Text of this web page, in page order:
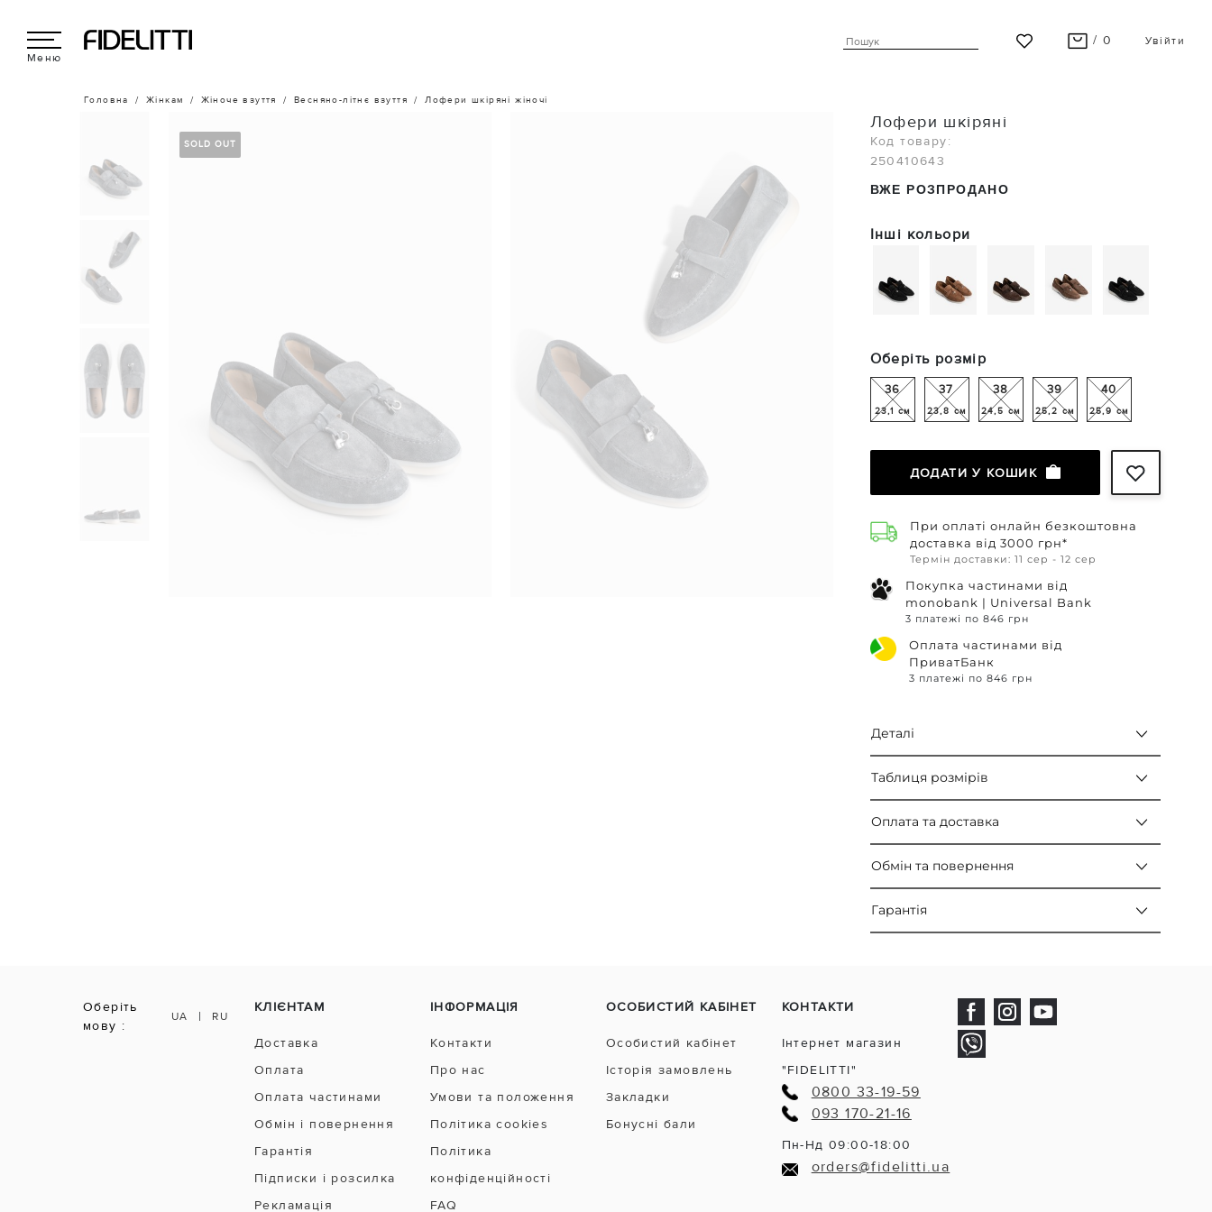
Меню
/ 0
Останні модні новинки чекають на Вас!
Увійти
Головна Жінкам Жіноче взуття Весняно-літнє взуття Лофери шкіряні жіночі
SOLD OUT
Лофери шкіряні
Код товару:
250410643
ВЖЕ РОЗПРОДАНО
Інші кольори
Оберіть розмір
36
23,1 см
37
23,8 см
38
24,5 см
39
25,2 см
40
25,9 см
ДОДАТИ У КОШИК
При оплаті онлайн безкоштовна
доставка від 3000 грн*
Термін доставки: 11 сер - 12 сер
Покупка частинами від
monobank | Universal Bank
3 платежі по 846 грн
Оплата частинами від
ПриватБанк
3 платежі по 846 грн
Деталі
Таблиця розмірів
Оплата та доставка
Обмін та повернення
Гарантія
Оберіть
мову :
UA | RU
КЛІЄНТАМ
Доставка
Оплата
Оплата частинами
Обмін і повернення
Гарантія
Підписки і розсилка
Рекламація
ІНФОРМАЦІЯ
Контакти
Про нас
Умови та положення
Політика cookies
Політика
конфіденційності
FAQ
ОСОБИСТИЙ КАБІНЕТ
Особистий кабінет
Історія замовлень
Закладки
Бонусні бали
КОНТАКТИ
Інтернет магазин
"FIDELITTI"
0800 33-19-59
093 170-21-16
Пн-Нд 09:00-18:00
orders@fidelitti.ua